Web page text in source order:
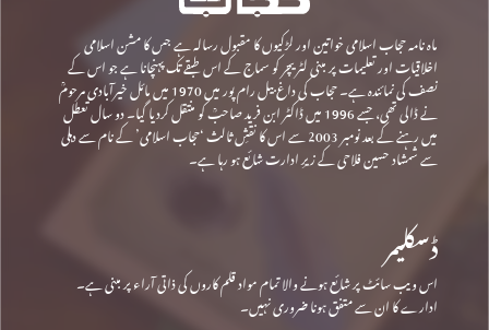
ماہ نامہ حجاب اسلامی خواتین اور لڑکیوں کا مقبول رسالہ ہے جس کا مشن اسلامی
اخلاقیات اور تعلیمات پر مبنی لٹریچر کو سماج کے اس طبقے تک پہنچانا ہے جو اس کے
نصف کی نمائندہ ہے۔ حجاب کی داغ بیل رام پور میں 1970 میں مائل خیرآبادی مرحومؒ
نے ڈالی تھی، جسے 1996 میں ڈاکٹر ابن فرید صاحبؒ کو منتقل کردیا گیا۔ دو سال تعطل
میں رہنے کے بعد نومبر 2003 سے اس کا نقشِ ثالث ‘حجاب اسلامی’ کے نام سے دہلی
سے شمشاد حسین فلاحی کے زیرِ ادارت شائع ہو رہا ہے۔
ڈسکلیمر
اس ویب سائٹ پر شائع ہونے والا تمام مواد قلم کاروں کی ذاتی آراء پر مبنی ہے۔
ادارے کا ان سے متفق ہونا ضروری نہیں۔